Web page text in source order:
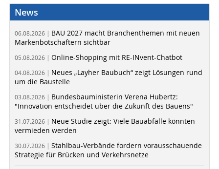
News
06.08.2026 | BAU 2027 macht Branchenthemen mit neuen
Markenbotschaftern sichtbar
05.08.2026 | Online-Shopping mit RE-INvent-Chatbot
04.08.2026 | Neues „Layher Baubuch“ zeigt Lösungen rund
um die Baustelle
03.08.2026 | Bundesbauministerin Verena Hubertz:
"Innovation entscheidet über die Zukunft des Bauens"
31.07.2026 | Neue Studie zeigt: Viele Bauabfälle könnten
vermieden werden
30.07.2026 | Stahlbau-Verbände fordern vorausschauende
Strategie für Brücken und Verkehrsnetze